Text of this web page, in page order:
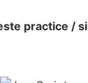
practice /